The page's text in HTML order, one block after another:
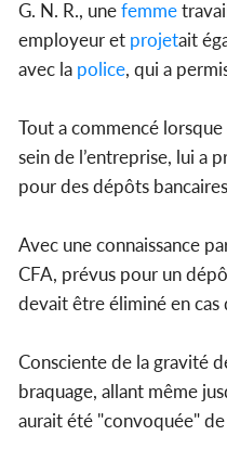
G. N. R., unefemme
employeur et projetait
avec la police, qui a
Tout a commencé
sein de l’entreprise, lui a
pour des dépôts
Avec une connaissance
CFA, prévus pour un
devait être éliminé en cas
Consciente de la gravité
braquage, allant même
aurait été "convoquée"